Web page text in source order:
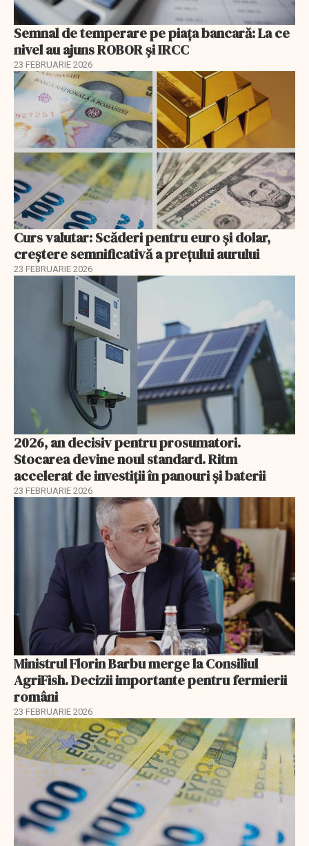
Semnal de temperare pe piața bancară: La ce
nivel au ajuns ROBOR şi IRCC
23 FEBRUARIE 2026
Curs valutar: Scăderi pentru euro și dolar,
creștere semnificativă a prețului aurului
23 FEBRUARIE 2026
2026, an decisiv pentru prosumatori.
Stocarea devine noul standard. Ritm
accelerat de investiții în panouri și baterii
23 FEBRUARIE 2026
Ministrul Florin Barbu merge la Consiliul
AgriFish. Decizii importante pentru fermierii
români
23 FEBRUARIE 2026